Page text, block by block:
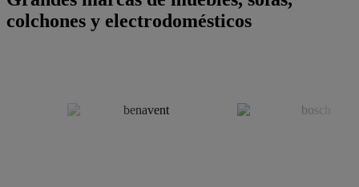
colchones y electrodomésticos